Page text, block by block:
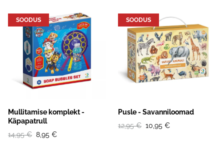
SOODUS
Mullitamise komplekt -
Käpapatrull
14,95 € 8,95 €
SOODUS
Pusle - Savanniloomad
12,95 € 10,95 €